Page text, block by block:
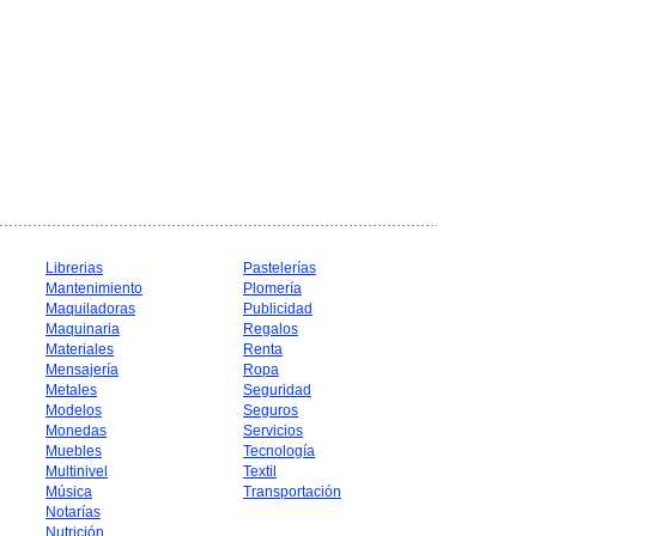
Librerias
Mantenimiento
Maquiladoras
Maquinaria
Materiales
Mensajería
Metales
Modelos
Monedas
Muebles
Multinivel
Música
Notarías
Nutrición
Pastelerías
Plomería
Publicidad
Regalos
Renta
Ropa
Seguridad
Seguros
Servicios
Tecnología
Textil
Transportación